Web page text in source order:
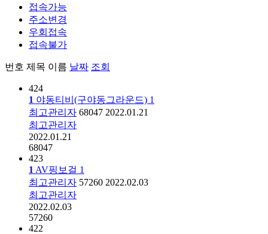
접속가능
주소변경
우회접속
접속불가
번호 제목 이름 날짜 조회
424
1 야동티비(구야동그라운드) 1
최고관리자 68047 2022.01.21
최고관리자
2022.01.21
68047
423
1 AV핑보걸 1
최고관리자 57260 2022.02.03
최고관리자
2022.02.03
57260
422